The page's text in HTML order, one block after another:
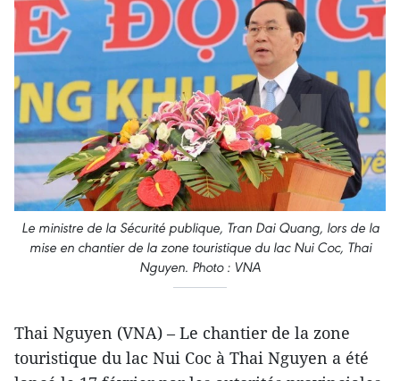
Le ministre de la Sécurité publique, Tran Dai Quang, lors de la
mise en chantier de la zone touristique du lac Nui Coc, Thai
Nguyen. Photo : VNA
Thai Nguyen (VNA) – Le chantier de la zone
touristique du lac Nui Coc à Thai Nguyen a été